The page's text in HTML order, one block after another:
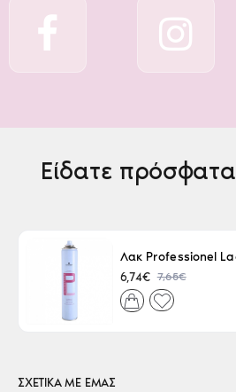
Είδατε πρόσφατα
6,74€ 7,65€
ΣΧΕΤΙΚΑ ΜΕ ΕΜΑΣ